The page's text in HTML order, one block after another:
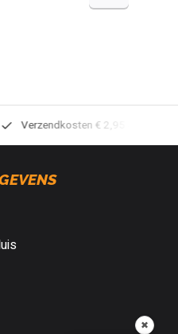
Verzendkosten € 2,95 (NL)
✖